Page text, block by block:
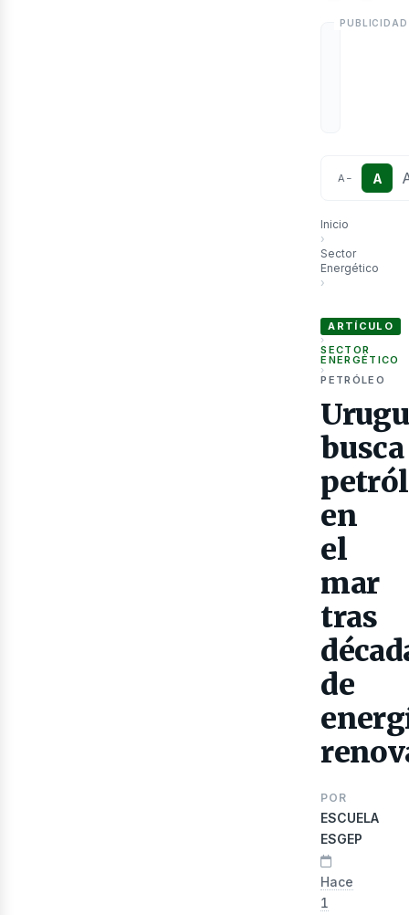
A − A
Inicio
›
Sector
Energético
›
ARTÍCULO
›
SECTOR
ENERGÉTICO
›
PETRÓLEO
busca
en
el
mar
tras
de
POR
ESCUELA
ESGEP
Hace
1